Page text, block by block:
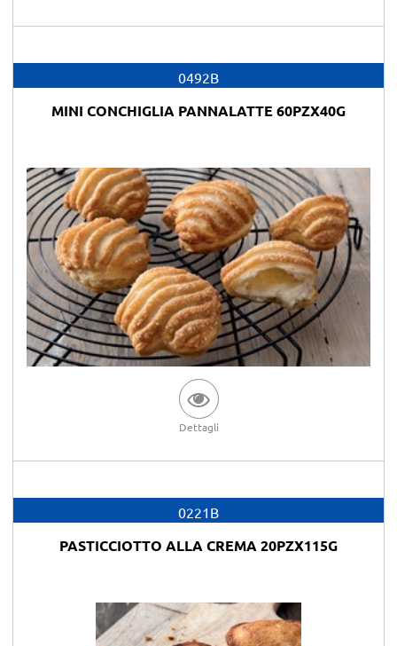
0492B
MINI CONCHIGLIA PANNALATTE 60PZX40G
Dettagli
0221B
PASTICCIOTTO ALLA CREMA 20PZX115G